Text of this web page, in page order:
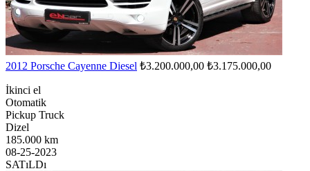
2012 Porsche Cayenne Diesel ₺3.200.000,00 ₺3.175.000,00
İkinci el
Otomatik
Pickup Truck
Dizel
185.000 km
08-25-2023
SATıLDı